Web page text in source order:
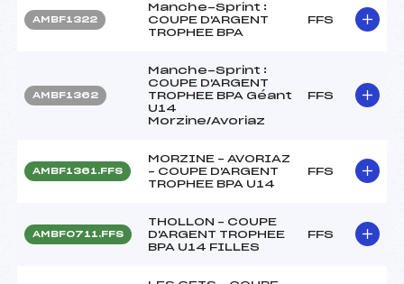
AMBF1322
Manche-Sprint :
COUPE D'ARGENT
TROPHEE BPA
FFS
AMBF1362
Manche-Sprint :
COUPE D'ARGENT
TROPHEE BPA Géant
U14
Morzine/Avoriaz
FFS
AMBF1361.FFS
MORZINE – AVORIAZ
– COUPE D'ARGENT
TROPHEE BPA U14
FFS
AMBF0711.FFS
THOLLON – COUPE
D'ARGENT TROPHEE
BPA U14 FILLES
FFS